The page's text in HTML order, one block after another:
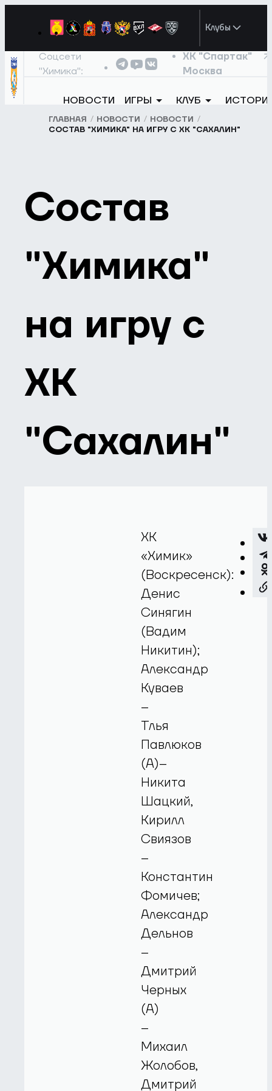
Клубы
Соцсети
"Химика":
ХК "Спартак"
Москва
НОВОСТИ ИГРЫ КЛУБ
ГЛАВНАЯ НОВОСТИ
НОВОСТИ
СОСТАВ "ХИМИКА" НА ИГРУ С ХК "САХАЛИН"
Состав
"Химика"
на игру с
ХК
"Сахалин"
ХК
«Химик»
(Воскресенск):
Денис
Синягин
(Вадим
Никитин);
Александр
Куваев
–
Тлья
Павлюков
(А)–
Никита
Шацкий,
Кирилл
Свиязов
–
Константин
Фомичев;
Александр
Дельнов
–
Дмитрий
Черных
(А)
–
Михаил
Жолобов,
Дмитрий